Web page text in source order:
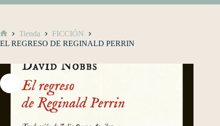
Tienda
FICCIÓN
EL REGRESO DE REGINALD PERRIN